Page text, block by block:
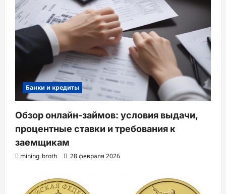
Банки и кредиты
Обзор онлайн-займов: условия выдачи,
процентные ставки и требования к
заемщикам
mining_broth 28 февраля 2026